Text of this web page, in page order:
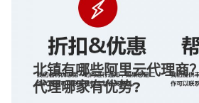
北镇有哪些阿里云代理商
代理哪家有优势?